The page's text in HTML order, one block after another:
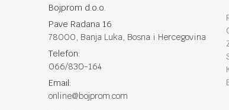
Bojprom d.o.o.
Pave Radana 16
78000, Banja Luka, Bosna i Hercegovina
Telefon:
066/830-164
Email:
online@bojprom.com